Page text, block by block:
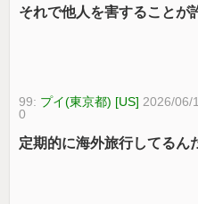
それで他人を害することが
99: プイ(東京都) [US] 2026/06/
0
定期的に海外旅行してるん